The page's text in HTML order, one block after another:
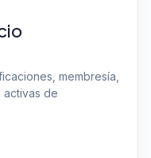
membresía,
activas de